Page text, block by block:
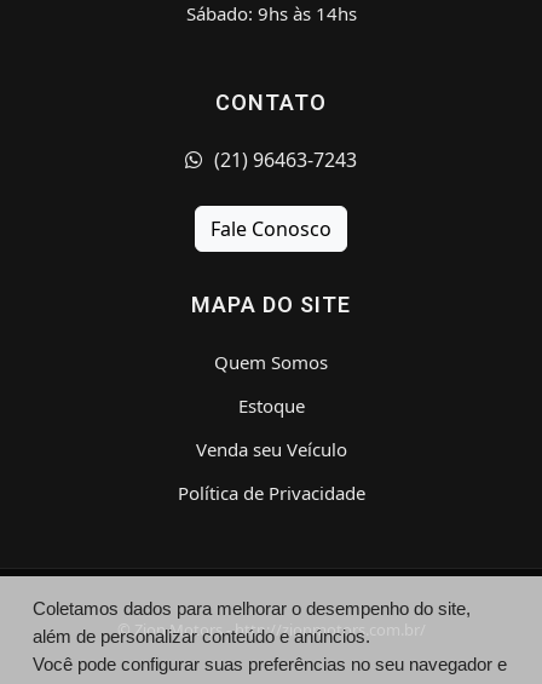
Sábado: 9hs às 14hs
CONTATO
(21) 96463-7243
Fale Conosco
MAPA DO SITE
Quem Somos
Estoque
Venda seu Veículo
Política de Privacidade
© Zion Motors - http://zionmotors.com.br/
Coletamos dados para melhorar o desempenho do site,
além de personalizar conteúdo e anúncios.
Você pode configurar suas preferências no seu navegador e